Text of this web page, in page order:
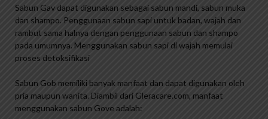
Sabun Gav dapat digunakan sebagai sabun mandi, sabun muka
dan shampo. Penggunaan sabun sapi untuk badan, wajah dan
rambut sama halnya dengan penggunaan sabun dan shampo
pada umumnya. Menggunakan sabun sapi di wajah memulai
proses detoksifikasi
Sabun Gob memiliki banyak manfaat dan dapat digunakan oleh
pria maupun wanita. Diambil dari Gleracare.com, manfaat
menggunakan sabun Gove adalah: